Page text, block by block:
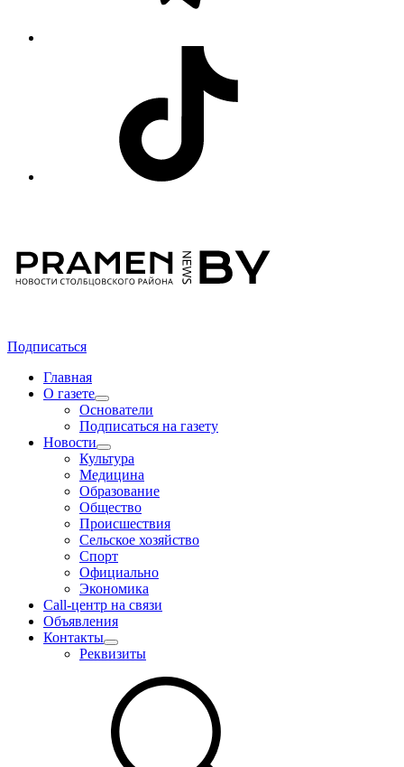
Подписаться
Главная
О газете
Основатели
Подписаться на газету
Новости
Культура
Медицина
Образование
Общество
Происшествия
Сельское хозяйство
Спорт
Официально
Экономика
Call-центр на связи
Объявления
Контакты
Реквизиты